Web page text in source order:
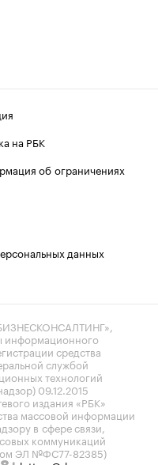
на РБК
об ограничениях
данных
информационного
средства
службой
технологий
09.12.2015
издания «РБК»
массовой информации
в сфере связи,
коммуникаций
ЭЛ №ФС77-82385)